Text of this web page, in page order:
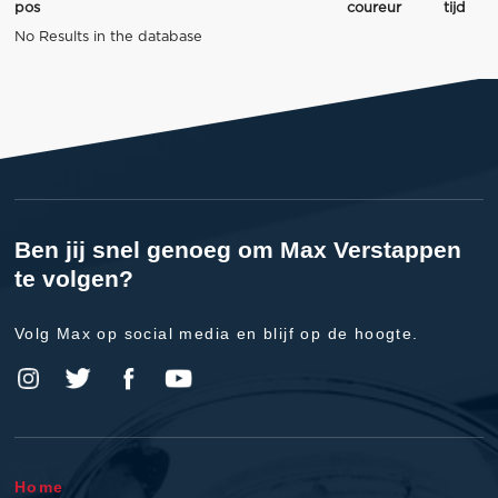
pos coureur
tijd
No Results in the database
Ben jij snel genoeg om Max Verstappen
te volgen?
Volg Max op social media en blijf op de hoogte.
Home